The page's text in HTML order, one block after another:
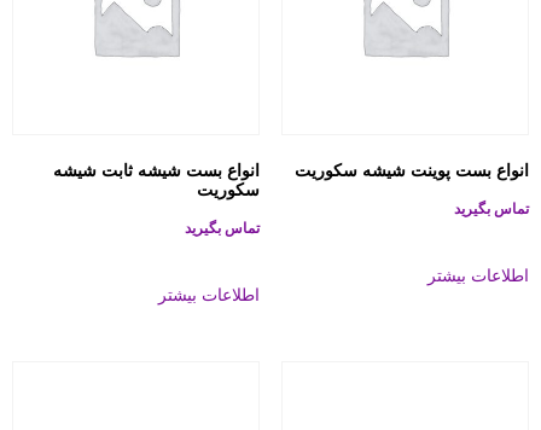
انواع بست پوینت شیشه سکوریت
تماس بگیرید
اطلاعات بیشتر
انواع بست شیشه ثابت شیشه
سکوریت
تماس بگیرید
اطلاعات بیشتر